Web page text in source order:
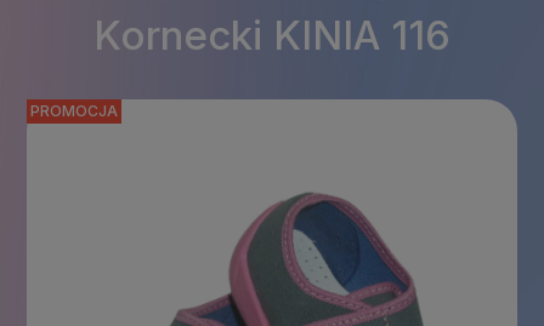
Kornecki KINIA 116
PROMOCJA